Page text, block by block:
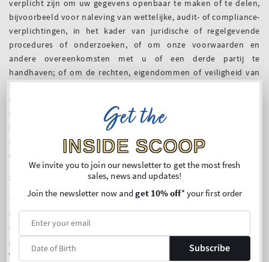
verplicht zijn om uw gegevens openbaar te maken of te delen,
bijvoorbeeld voor naleving van wettelijke, audit- of compliance-
verplichtingen, in het kader van juridische of regelgevende
procedures of onderzoeken, of om onze voorwaarden en
andere overeenkomsten met u of een derde partij te
handhaven; of om de rechten, eigendommen of veiligheid van
Delta Germany, onze cliënten of anderen te beschermen.
Hieronder valt ook het uitwisselen van informatie met andere
bedrijven en organisaties voor fraudepreventie en
kredietrisicobeperking. Voor alle duidelijkheid: Delta Germany
mag naar eigen goeddunken niet-persoonsgegevens
overdragen en openbaar maken aan derden.
5. WAAR SLAAN WIJ UW GEGEVENS OP?
Samenvatting: wij slaan uw persoonsgegevens op verschillende
locaties wereldwijd op. Wij slaan uw persoonsgegevens op
servers op die worden beheerd door Delta Germany en haar
gelieerde ondernemingen in de EU, Zwitserland, Israël en de
Verenigde Staten. Daarnaast slaan we persoonsgegevens op via
Get the
INSIDE SCOOP
We invite you to join our newsletter to get the most fresh
sales, news and updates!
Join the newsletter now andget 10% off* your first order
Subscribe